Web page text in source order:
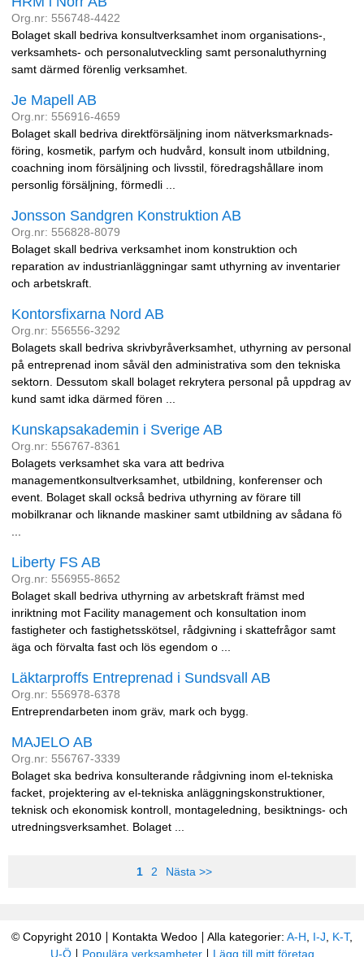
Org.nr: 556748-4422
Bolaget skall bedriva konsultverksamhet inom organisations-,
verksamhets- och personalutveckling samt personaluthyrning
samt därmed förenlig verksamhet.
Je Mapell AB
Org.nr: 556916-4659
Bolaget skall bedriva direktförsäljning inom nätverksmarknads-
föring, kosmetik, parfym och hudvård, konsult inom utbildning,
coachning inom försäljning och livsstil, föredragshållare inom
personlig försäljning, förmedli ...
Jonsson Sandgren Konstruktion AB
Org.nr: 556828-8079
Bolaget skall bedriva verksamhet inom konstruktion och
reparation av industrianläggningar samt uthyrning av inventarier
och arbetskraft.
Kontorsfixarna Nord AB
Org.nr: 556556-3292
Bolagets skall bedriva skrivbyråverksamhet, uthyrning av personal
på entreprenad inom såväl den administrativa som den tekniska
sektorn. Dessutom skall bolaget rekrytera personal på uppdrag av
kund samt idka därmed fören ...
Kunskapsakademin i Sverige AB
Org.nr: 556767-8361
Bolagets verksamhet ska vara att bedriva
managementkonsultverksamhet, utbildning, konferenser och
event. Bolaget skall också bedriva uthyrning av förare till
mobilkranar och liknande maskiner samt utbildning av sådana fö
Liberty FS AB
Org.nr: 556955-8652
Bolaget skall bedriva uthyrning av arbetskraft främst med
inriktning mot Facility management och konsultation inom
fastigheter och fastighetsskötsel, rådgivning i skattefrågor samt
äga och förvalta fast och lös egendom o ...
Läktarproffs Entreprenad i Sundsvall AB
Org.nr: 556978-6378
Entreprendarbeten inom gräv, mark och bygg.
MAJELO AB
Org.nr: 556767-3339
Bolaget ska bedriva konsulterande rådgivning inom el-tekniska
facket, projektering av el-tekniska anläggningskonstruktioner,
teknisk och ekonomisk kontroll, montageledning, besiktnings- och
utredningsverksamhet. Bolaget ...
1 2 Nästa >>
© Copyright 2010 Kontakta Wedoo Alla kategorier: A-H I-J K-T,
U-Ö
Populära verksamheter Lägg till mitt företag